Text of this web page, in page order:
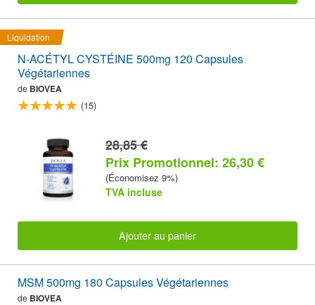
Liquidation
N-ACÉTYL CYSTÉINE 500mg 120 Capsules
Végétariennes
de BIOVEA
(15)
28,85 €
Prix Promotionnel: 26,30 €
(Économisez 9%)
TVA incluse
Ajouter au panier
MSM 500mg 180 Capsules Végétariennes
de BIOVEA